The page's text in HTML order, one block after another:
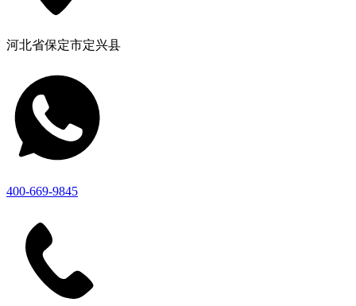
河北省保定市定兴县
400-669-9845